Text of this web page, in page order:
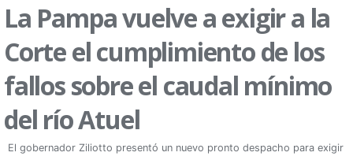
La Pampa vuelve a exigir a la
Corte el cumplimiento de los
fallos sobre el caudal mínimo
del río Atuel
El gobernador Ziliotto presentó un nuevo pronto despacho para exigir